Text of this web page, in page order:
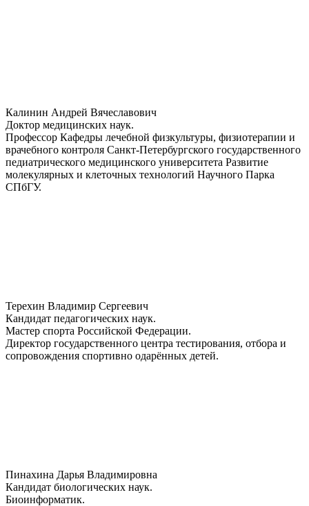
Калинин Андрей Вячеславович
Доктор медицинских наук.
Профессор Кафедры лечебной физкультуры, физиотерапии и
врачебного контроля Санкт-Петербургского государственного
педиатрического медицинского университета Развитие
молекулярных и клеточных технологий Научного Парка
СПбГУ.
Терехин Владимир Сергеевич
Кандидат педагогических наук.
Мастер спорта Российской Федерации.
Директор государственного центра тестирования, отбора и
сопровождения спортивно одарённых детей.
Пинахина Дарья Владимировна
Кандидат биологических наук.
Биоинформатик.